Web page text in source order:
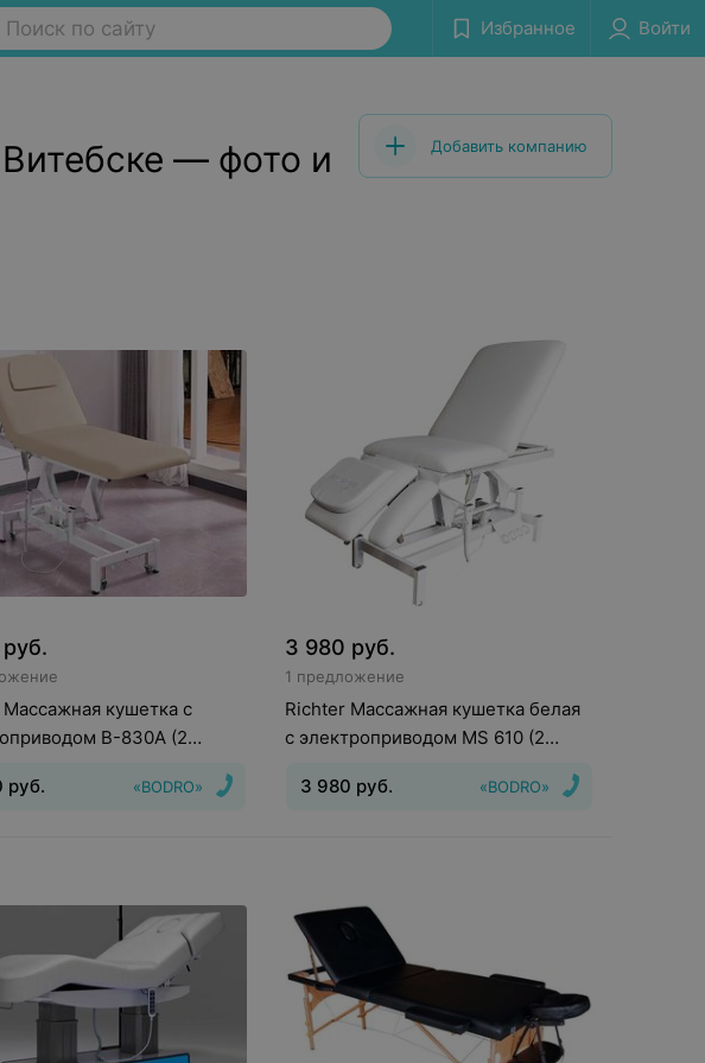
Поиск по сайту Избранное Войти
— фото и
Добавить компанию
руб.
кушетка с
В-830A (2
«BODRO»
руб.
3 980 руб.
1 предложение
Richter Массажная кушетка белая
с электроприводом MS 610 (2
«BODRO»
3 980 руб.